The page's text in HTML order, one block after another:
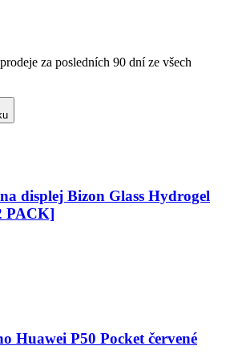
za posledních 90 dní ze všech
displej Bizon Glass Hydrogel
PACK]
Huawei P50 Pocket červené